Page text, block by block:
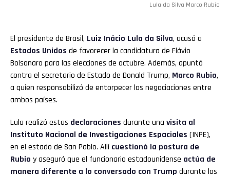
Lula da Silva Marco Rubio
El presidente de Brasil, Luiz Inácio Lula da Silva, acusó a
Estados Unidos de favorecer la candidatura de Flávio
Bolsonaro para las elecciones de octubre. Además, apuntó
contra el secretario de Estado de Donald Trump, Marco Rubio,
a quien responsabilizó de entorpecer las negociaciones entre
ambos países.
Lula realizó estas declaraciones durante una visita al
Instituto Nacional de Investigaciones Espaciales (INPE),
en el estado de San Pablo. Allícuestionó la postura de
Rubio y aseguró que el funcionario estadounidense actúa de
manera diferente a lo conversado con Trump durante los